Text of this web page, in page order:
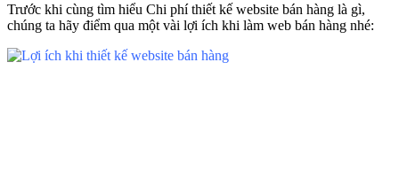
Trước khi cùng tìm hiểu Chi phí thiết kế website bán hàng là gì,
chúng ta hãy điểm qua một vài lợi ích khi làm web bán hàng nhé: